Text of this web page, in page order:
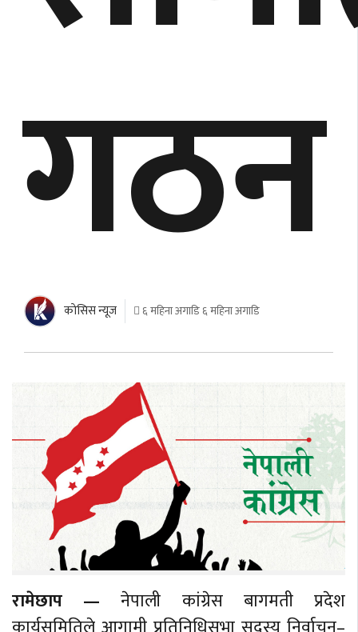
गठन
काेसिस न्यूज ६ महिना अगाडि ६ महिना अगाडि
रामेछाप — नेपाली कांग्रेस बागमती प्रदेश